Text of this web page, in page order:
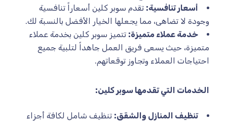
أسعار تنافسية: تقدم سوبر كلين أسعاراً تنافسية
وجودة لا تضاهى، مما يجعلها الخيار الأفضل بالنسبة لك.
خدمة عملاء متميزة: تتميز سوبر كلين بخدمة عملاء
متميزة، حيث يسعى فريق العمل جاهداً لتلبية جميع
احتياجات العملاء وتجاوز توقعاتهم.
الخدمات التي تقدمها سوبر كلين:
تنظيف المنازل والشقق: تنظيف شامل لكافة أجزاء